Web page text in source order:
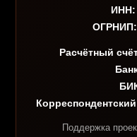
ИНН:
ОГРНИП:
Расчётный
Поддержка